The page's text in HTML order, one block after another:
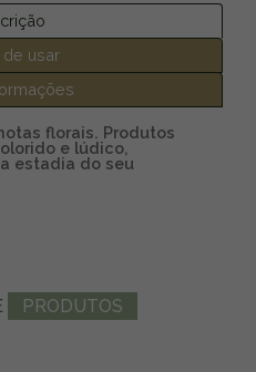
usar
florais. Produtos
e lúdico,
estadia do seu
PRODUTOS